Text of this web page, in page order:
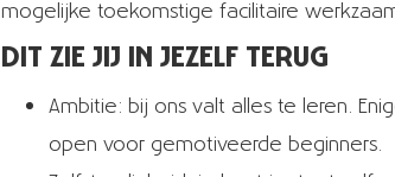
mogelijke toekomstige facilitaire
DIT ZIE JIJ IN JEZELF TERUG
Ambitie: bij ons valt alles te leren.
open voor gemotiveerde beginners.